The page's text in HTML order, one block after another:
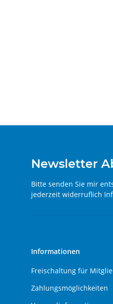
Newsletter
Bitte senden Sie mir
jederzeit widerruflich
Informationen
Freischaltung für
Zahlungsmöglichkeiten